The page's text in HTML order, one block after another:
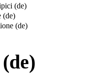
(de)
(de)
(de)